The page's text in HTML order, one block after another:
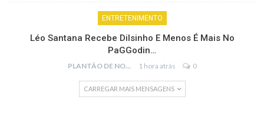
ENTRETENIMENTO
Léo Santana Recebe Dilsinho E Menos É Mais No
PaGGodin…
PLANTÃO DE NOTÍCIAS 1 hora atrás 0
CARREGAR MAIS MENSAGENS